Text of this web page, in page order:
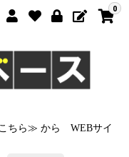
0
ちら≫ から WEBサイト